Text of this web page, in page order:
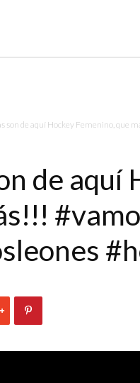
son de aquí Hockey Femenino, que
de aquí